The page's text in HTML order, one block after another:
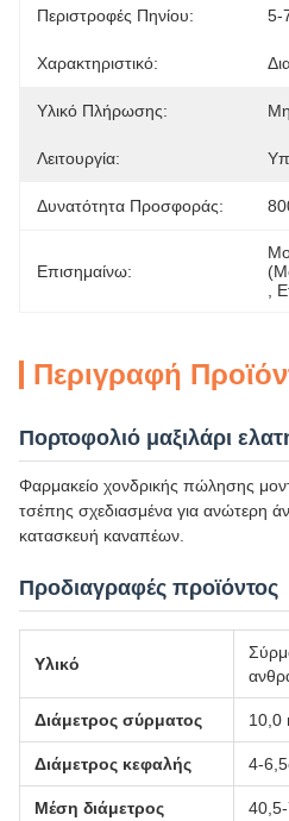
Περιστροφές Πηνίου: 5-
Χαρακτηριστικό:
Υλικό Πλήρωσης:
Λειτουργία:
Δυνατότητα Προσφοράς:
Επισημαίνω:
Περιγραφή
Πορτοφολιό μαξιλάρι
Φαρμακείο χονδρικής πώλησης
τσέπης σχεδιασμένα για ανώτερη
κατασκευή καναπέων.
Προδιαγραφές προϊόντος
Υλικό
Διάμετρος σύρματος 10,0
Διάμετρος κεφαλής 4-
Μέση διάμετρος